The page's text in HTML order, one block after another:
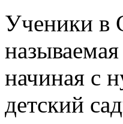
Ученики в
начиная с
детский